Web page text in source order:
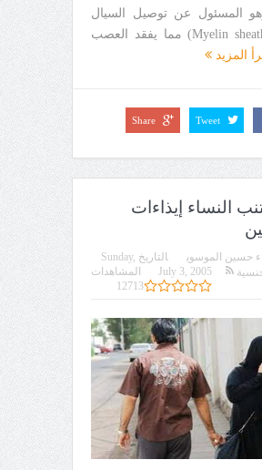
المسئول عن توصيل السيال
العصبي (Myelin sheath) مما يفقد العصب
المزيد
Tweet
Share
النساء إيذاءات
حسين الموسوي التاريخ Sunday,
July 3, 2005
المشاهدات
12713